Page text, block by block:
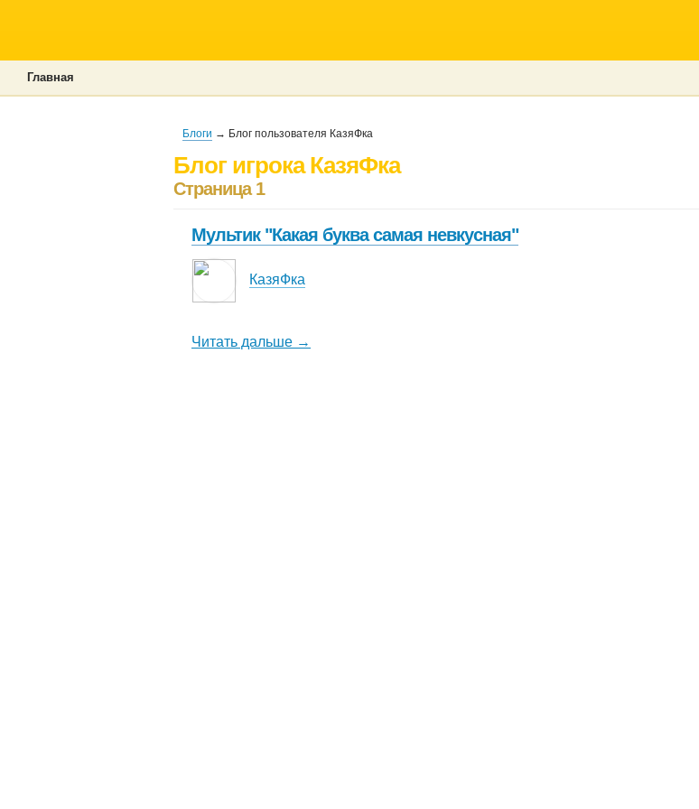
Главная
Блоги → Блог пользователя КазяФка
Блог игрока КазяФка
Страница 1
Мультик "Какая буква самая невкусная"
КазяФка
Читать дальше →